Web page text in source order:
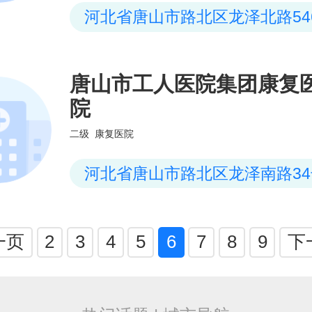
河北省唐山市路北区龙泽北路
唐山市工人医院集团康复
院
二级 康复医院
河北省唐山市路北区龙泽南路
页 2 3 4 5 6 7 8 9 下